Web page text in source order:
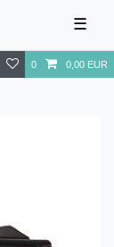
☰
0 0,00 EUR